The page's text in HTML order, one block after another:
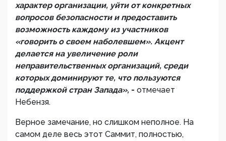
характер организации, уйти от конкретных
вопросов безопасности и предоставить
возможность каждому из участников
«говорить о своем наболевшем». Акцент
делается на увеличение роли
неправительственных организаций, среди
которых доминируют те, что пользуются
поддержкой стран Запада», - отмечает
Небензя.
Верное замечание, но слишком неполное. На
самом деле весь этот Саммит, полностью,